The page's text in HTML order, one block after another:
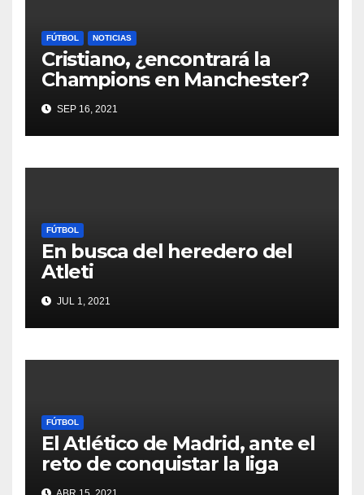
FÚTBOL NOTICIAS
Cristiano, ¿encontrará la
Champions en Manchester?
SEP 16, 2021
FÚTBOL
En busca del heredero del
Atleti
JUL 1, 2021
FÚTBOL
El Atlético de Madrid, ante el
reto de conquistar la liga